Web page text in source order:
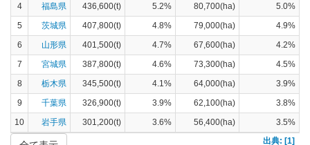
4
福島県 436,600(t) 5.2% 80,700(ha)
5.0%
5
茨城県 407,800(t) 4.8% 79,000(ha)
4.9%
6
山形県 401,500(t) 4.7% 67,600(ha)
4.2%
7
宮城県 387,800(t) 4.6% 73,300(ha)
4.5%
8
栃木県 345,500(t) 4.1% 64,000(ha)
3.9%
9
千葉県 326,900(t) 3.9% 62,100(ha)
3.8%
10
岩手県 301,200(t) 3.6% 56,400(ha)
3.5%
出典: [1]